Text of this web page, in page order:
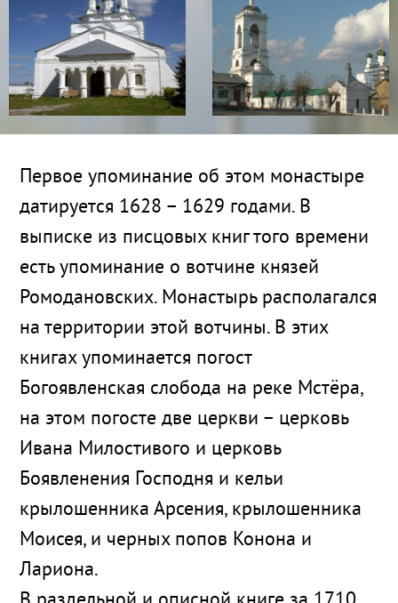
Первое упоминание об этом монастыре
датируется 1628 – 1629 годами. В
выписке из писцовых книг того времени
есть упоминание о вотчине князей
Ромодановских. Монастырь располагался
на территории этой вотчины. В этих
книгах упоминается погост
Богоявленская слобода на реке Мстёра,
на этом погосте две церкви – церковь
Ивана Милостивого и церковь
Боявленения Господня и кельи
крылошенника Арсения, крылошенника
Моисея, и черных попов Конона и
Лариона.